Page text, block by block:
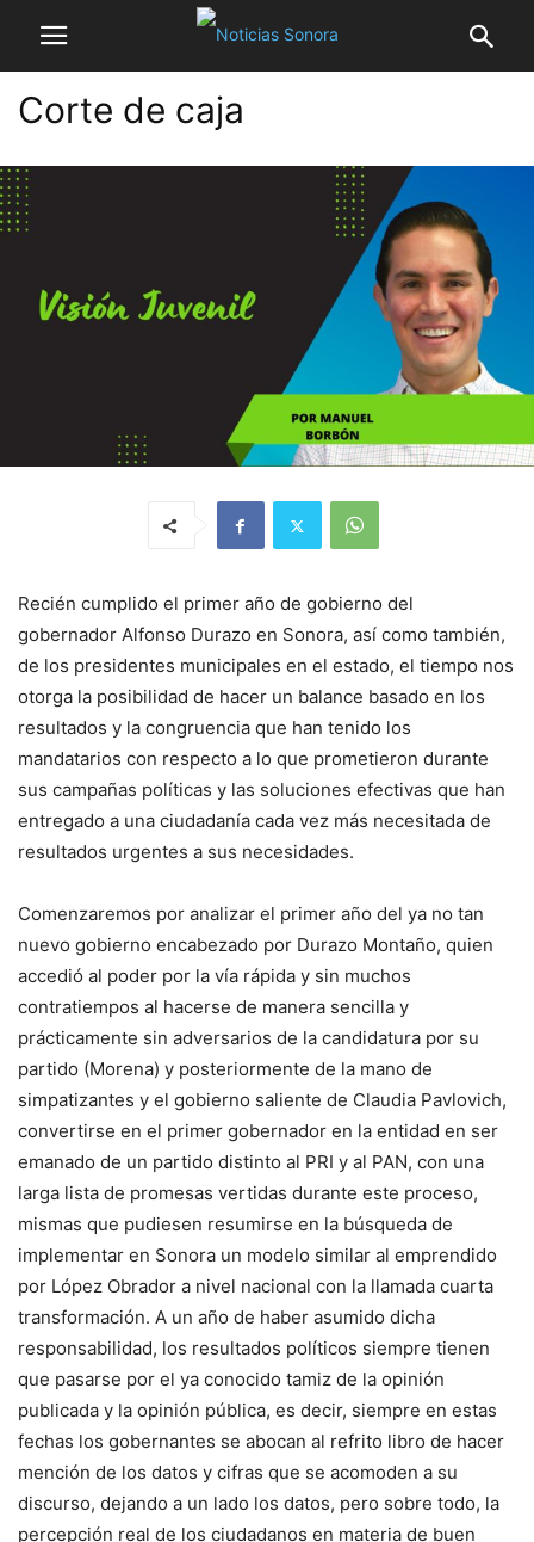
Corte de caja
Recién cumplido el primer año de gobierno del
gobernador Alfonso Durazo en Sonora, así como también,
de los presidentes municipales en el estado, el tiempo nos
otorga la posibilidad de hacer un balance basado en los
resultados y la congruencia que han tenido los
mandatarios con respecto a lo que prometieron durante
sus campañas políticas y las soluciones efectivas que han
entregado a una ciudadanía cada vez más necesitada de
resultados urgentes a sus necesidades.
Comenzaremos por analizar el primer año del ya no tan
nuevo gobierno encabezado por Durazo Montaño, quien
accedió al poder por la vía rápida y sin muchos
contratiempos al hacerse de manera sencilla y
prácticamente sin adversarios de la candidatura por su
partido (Morena) y posteriormente de la mano de
simpatizantes y el gobierno saliente de Claudia Pavlovich,
convertirse en el primer gobernador en la entidad en ser
emanado de un partido distinto al PRI y al PAN, con una
larga lista de promesas vertidas durante este proceso,
mismas que pudiesen resumirse en la búsqueda de
implementar en Sonora un modelo similar al emprendido
por López Obrador a nivel nacional con la llamada cuarta
transformación. A un año de haber asumido dicha
responsabilidad, los resultados políticos siempre tienen
que pasarse por el ya conocido tamiz de la opinión
publicada y la opinión pública, es decir, siempre en estas
fechas los gobernantes se abocan al refrito libro de hacer
mención de los datos y cifras que se acomoden a su
discurso, dejando a un lado los datos, pero sobre todo, la
percepción real de los ciudadanos en materia de buen